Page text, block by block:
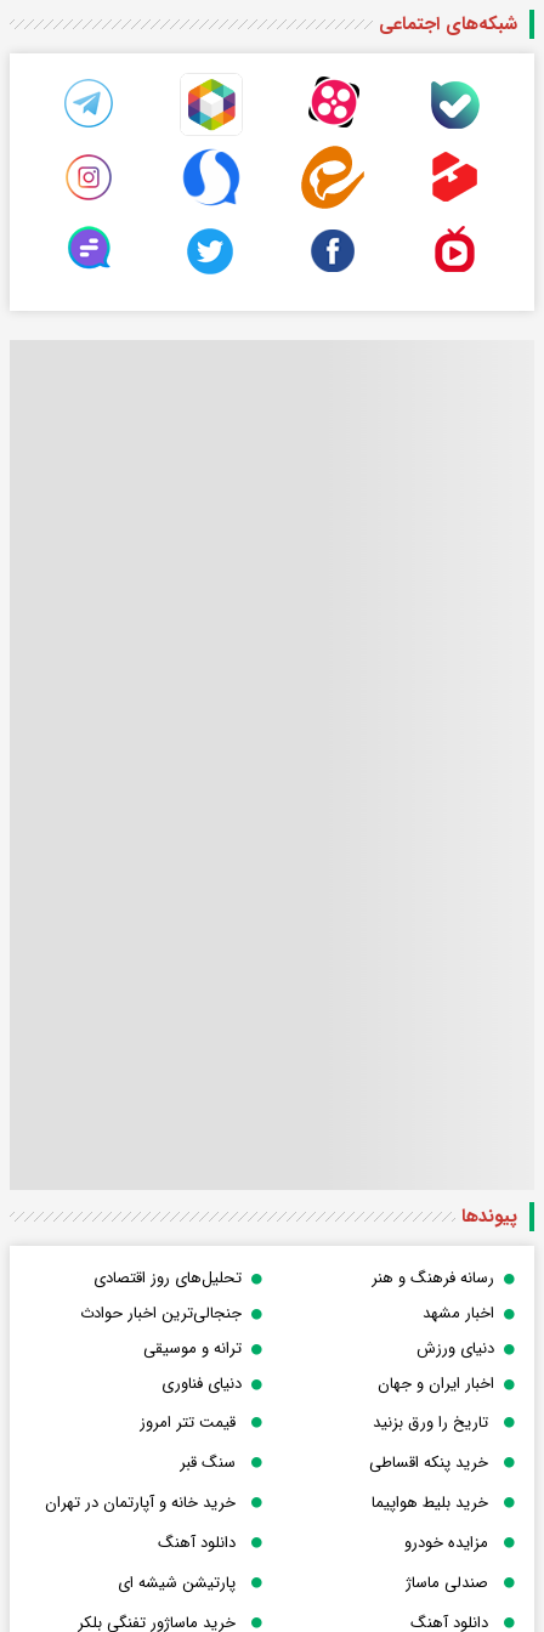
شبکه‌های اجتماعی
پیوندها
رسانه فرهنگ و هنر
تحلیل‌های روز اقتصادی
اخبار مشهد
جنجالی‌ترین اخبار حوادث
دنیای ورزش
ترانه و موسیقی
اخبار ایران و جهان
دنیای فناوری
تاریخ را ورق بزنید
قیمت تتر امروز
خرید پنکه اقساطی
سنگ قبر
خرید بلیط هواپیما
خرید خانه و آپارتمان در تهران
مزایده خودرو
دانلود آهنگ
صندلی ماساژ
پارتیشن شیشه ای
دانلود آهنگ
خرید ماساژور تفنگی بلکر